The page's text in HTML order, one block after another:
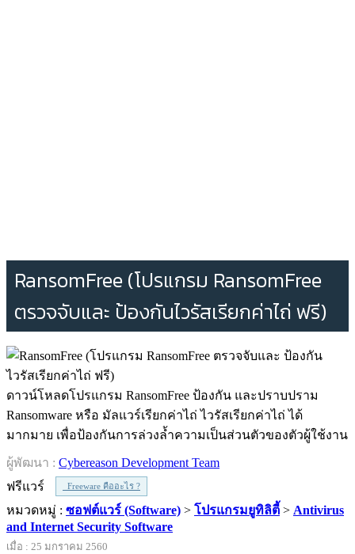
RansomFree (โปรแกรม RansomFree
ตรวจจับและ ป้องกันไวรัสเรียกค่าไถ่ ฟรี)
ดาวน์โหลดโปรแกรม RansomFree ป้องกัน และปราบปราม
Ransomware หรือ มัลแวร์เรียกค่าไถ่ ไวรัสเรียกค่าไถ่ ได้
มากมาย เพื่อป้องกันการล่วงล้ำความเป็นส่วนตัวของตัวผู้ใช้งาน
ผู้พัฒนา : Cybereason Development Team
ฟรีแวร์
Freeware คืออะไร ?
หมวดหมู่ : ซอฟต์แวร์ (Software) > โปรแกรมยูทิลิตี้ > Antivirus
and Internet Security Software
เมื่อ : 25 มกราคม 2560